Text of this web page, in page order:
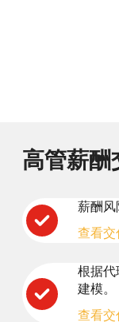
高管薪
薪酬
查看
根据
建模。
查看